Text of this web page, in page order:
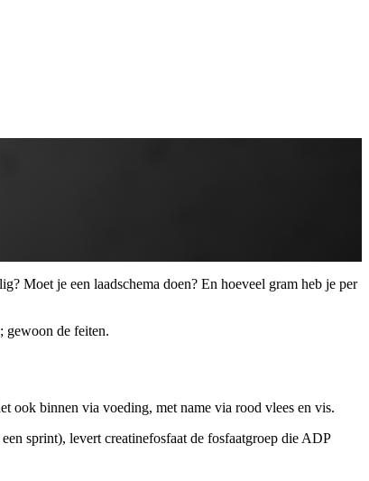
Moet je een laadschema doen? En hoeveel gram heb je per
gewoon de feiten.
ook binnen via voeding, met name via rood vlees en vis.
sprint), levert creatinefosfaat de fosfaatgroep die ADP